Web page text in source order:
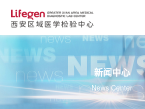
新闻中心
News Center